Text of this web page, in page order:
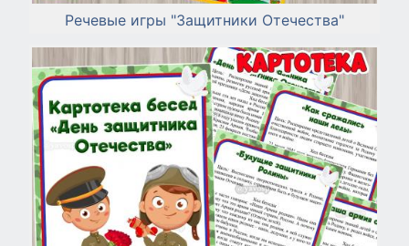
Речевые игры "Защитники Отечества"